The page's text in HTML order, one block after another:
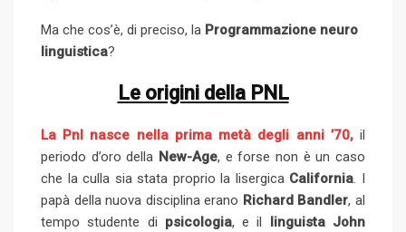
Ma che cos’è, di preciso, la Programmazione neuro
linguistica?
Le origini della PNL
La Pnl nasce nella prima metà degli anni ’70,il
periodo d’oro della New-Age, e forse non è un caso
che la culla sia stata proprio la lisergica California. I
papà della nuova disciplina erano Richard Bandler, al
tempo studente di psicologia, e il linguista John